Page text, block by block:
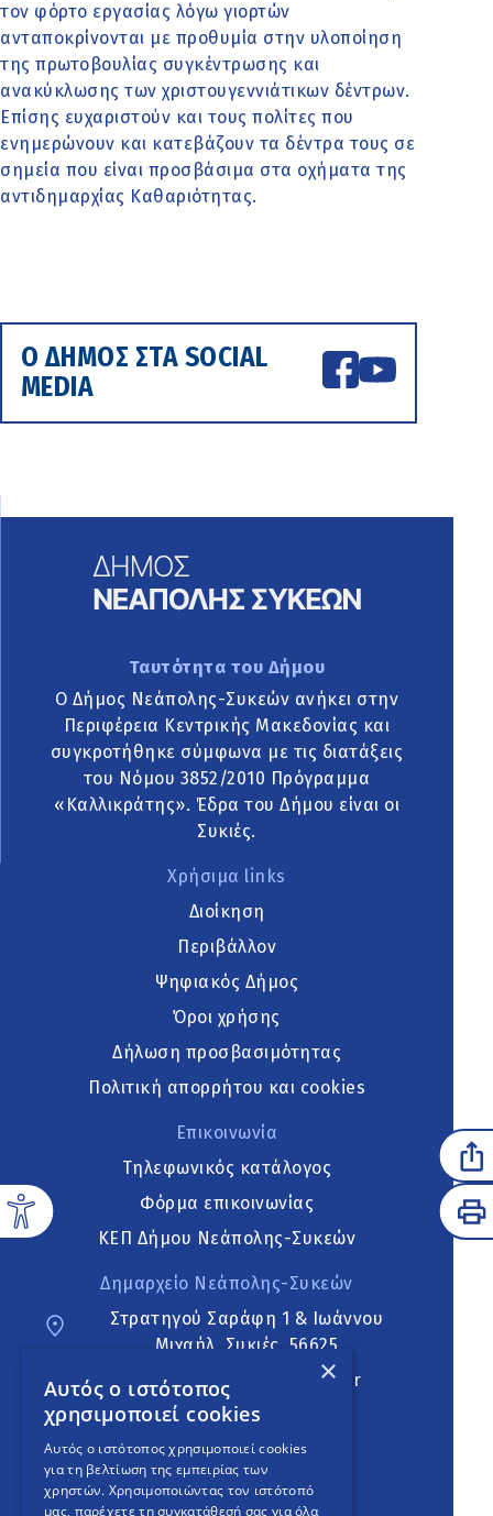
τον φόρτο εργασίας λόγω γιορτών
ανταποκρίνονται με προθυμία στην υλοποίηση
της πρωτοβουλίας συγκέντρωσης και
ανακύκλωσης των χριστουγεννιάτικων δέντρων.
Επίσης ευχαριστούν και τους πολίτες που
ενημερώνουν και κατεβάζουν τα δέντρα τους σε
σημεία που είναι προσβάσιμα στα οχήματα της
αντιδημαρχίας Καθαριότητας.
Ο ΔΗΜΟΣ ΣΤΑ SOCIAL
MEDIA
Ταυτότητα του Δήμου
Ο Δήμος Νεάπολης-Συκεών ανήκει στην
Περιφέρεια Κεντρικής Μακεδονίας και
συγκροτήθηκε σύμφωνα με τις διατάξεις
του Νόμου 3852/2010 Πρόγραμμα
«Καλλικράτης». Έδρα του Δήμου είναι οι
Συκιές.
Χρήσιμα links
Διοίκηση
Περιβάλλον
Ψηφιακός Δήμος
Όροι χρήσης
Δήλωση προσβασιμότητας
Πολιτική απορρήτου και cookies
Επικοινωνία
Τηλεφωνικός κατάλογος
Φόρμα επικοινωνίας
ΚΕΠ Δήμου Νεάπολης-Συκεών
Δημαρχείο Νεάπολης-Συκεών
Στρατηγού Σαράφη 1 & Ιωάννου
Μιχαήλ, Συκιές, 56625
neapoli.sykies@ddt.gov.gr
Ακολουθήστε
×
Αυτός ο ιστότοπος
χρησιμοποιεί cookies
Αυτός ο ιστότοπος χρησιμοποιεί cookies
για τη βελτίωση της εμπειρίας των
χρηστών. Χρησιμοποιώντας τον ιστότοπό
μας, παρέχετε τη συγκατάθεσή σας για όλα